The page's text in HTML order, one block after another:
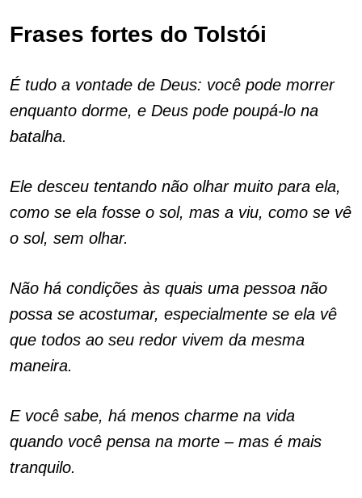
Frases fortes do Tolstói
É tudo a vontade de Deus: você pode morrer
enquanto dorme, e Deus pode poupá-lo na
batalha.
Ele desceu tentando não olhar muito para ela,
como se ela fosse o sol, mas a viu, como se vê
o sol, sem olhar.
Não há condições às quais uma pessoa não
possa se acostumar, especialmente se ela vê
que todos ao seu redor vivem da mesma
maneira.
E você sabe, há menos charme na vida
quando você pensa na morte – mas é mais
tranquilo.